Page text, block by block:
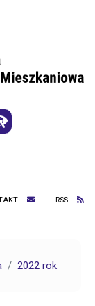
RSS
2022 rok